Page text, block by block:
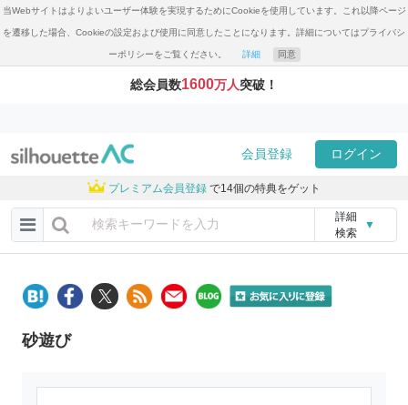
当Webサイトはよりよいユーザー体験を実現するためにCookieを使用しています。これ以降ページ
を遷移した場合、Cookieの設定および使用に同意したことになります。詳細についてはプライバシ
ーポリシーをご覧ください。 詳細 同意
総会員数1600万人突破！
会員登録 ログイン
プレミアム会員登録 で14個の特典をゲット
詳細
検索
▼
砂遊び